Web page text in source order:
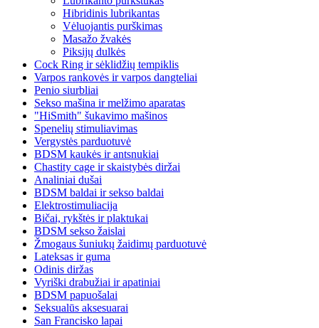
Hibridinis lubrikantas
Vėluojantis purškimas
Masažo žvakės
Piksijų dulkės
Cock Ring ir sėklidžių tempiklis
Varpos rankovės ir varpos dangteliai
Penio siurbliai
Sekso mašina ir melžimo aparatas
"HiSmith" šukavimo mašinos
Spenelių stimuliavimas
Vergystės parduotuvė
BDSM kaukės ir antsnukiai
Chastity cage ir skaistybės diržai
Analiniai dušai
BDSM baldai ir sekso baldai
Elektrostimuliacija
Bičai, rykštės ir plaktukai
BDSM sekso žaislai
Žmogaus šuniukų žaidimų parduotuvė
Lateksas ir guma
Odinis diržas
Vyriški drabužiai ir apatiniai
BDSM papuošalai
Seksualūs aksesuarai
San Francisko lapai